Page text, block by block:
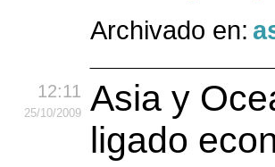
Archivado en:
12:11
25/10/2009
Asia y
ligado